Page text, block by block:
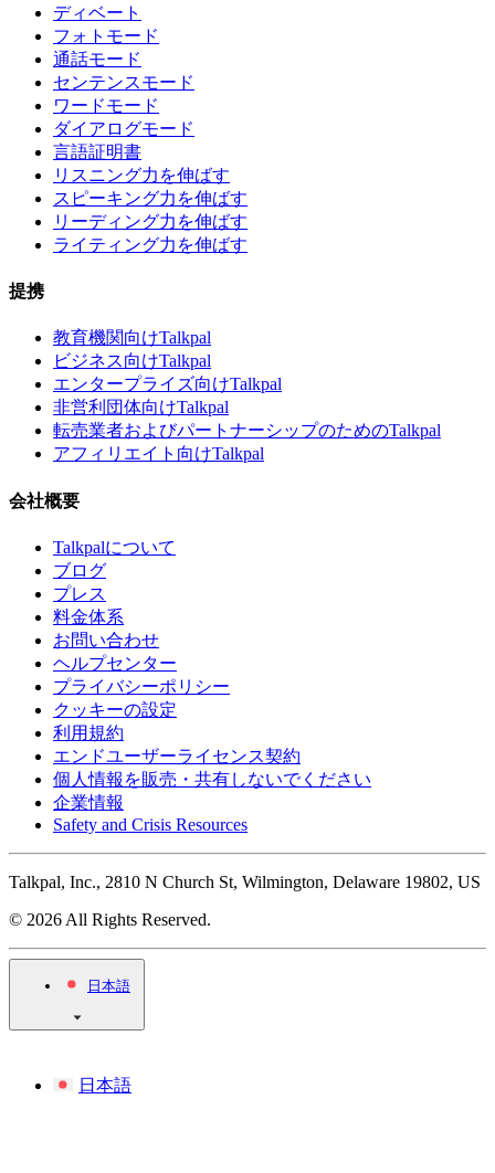
ディベート
フォトモード
通話モード
センテンスモード
ワードモード
ダイアログモード
言語証明書
リスニング力を伸ばす
スピーキング力を伸ばす
リーディング力を伸ばす
ライティング力を伸ばす
提携
教育機関向けTalkpal
ビジネス向けTalkpal
エンタープライズ向けTalkpal
非営利団体向けTalkpal
転売業者およびパートナーシップのためのTalkpal
アフィリエイト向けTalkpal
会社概要
Talkpalについて
ブログ
プレス
料金体系
お問い合わせ
ヘルプセンター
プライバシーポリシー
クッキーの設定
利用規約
エンドユーザーライセンス契約
個人情報を販売・共有しないでください
企業情報
Safety and Crisis Resources
Talkpal, Inc., 2810 N Church St, Wilmington, Delaware 19802, US
© 2026 All Rights Reserved.
日本語
日本語